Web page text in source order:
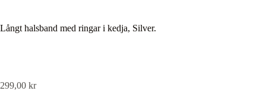
Långt halsband med ringar i kedja, Silver.
299,00 kr